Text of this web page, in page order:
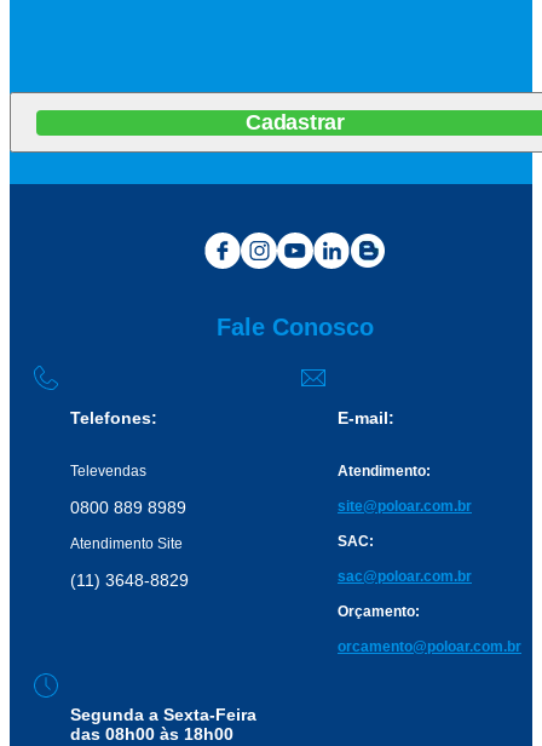
Cadastrar
Fale Conosco
Telefones:
Televendas
0800 889 8989
Atendimento Site
(11) 3648-8829
E-mail:
Atendimento:
site@poloar.com.br
SAC:
sac@poloar.com.br
Orçamento:
orcamento@poloar.com.br
Segunda a Sexta-Feira
das 08h00 às 18h00